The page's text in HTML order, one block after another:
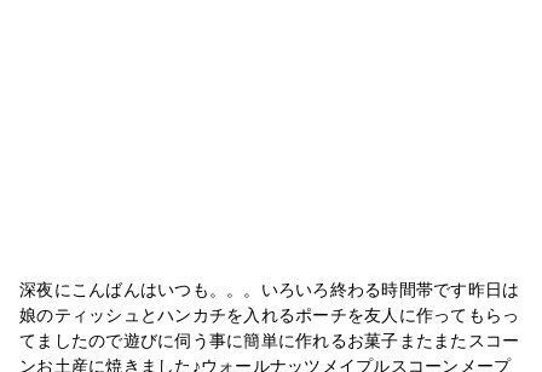
深夜にこんばんはいつも。。。いろいろ終わる時間帯です昨日は
娘のティッシュとハンカチを入れるポーチを友人に作ってもらっ
てましたので遊びに伺う事に簡単に作れるお菓子またまたスコー
ンお土産に焼きました♪ウォールナッツメイプルスコーンメープ